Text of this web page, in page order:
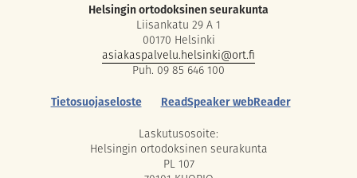
Helsingin ortodoksinen seurakunta
Liisankatu 29 A 1
00170 Helsinki
asiakaspalvelu.helsinki@ort.fi
Puh. 09 85 646 100
Tietosuojaseloste
ReadSpeaker webReader
Laskutusosoite:
Helsingin ortodoksinen seurakunta
PL 107